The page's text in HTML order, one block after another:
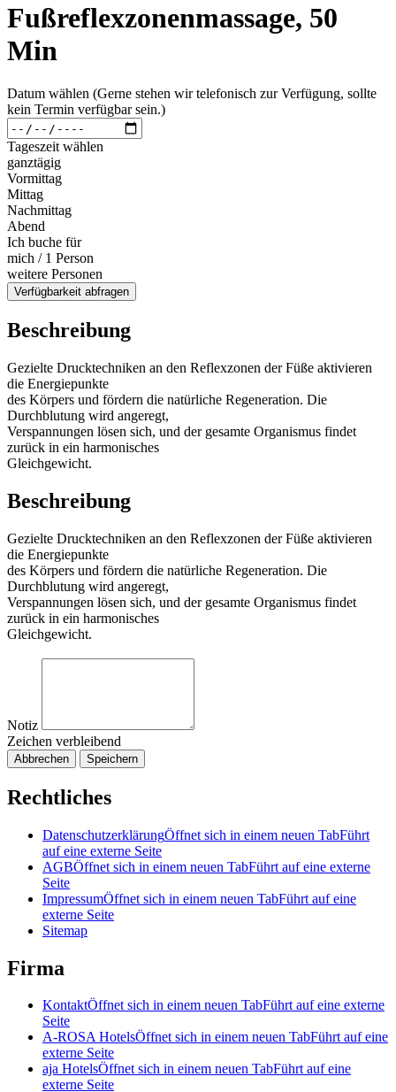
Fußreflexzonenmassage, 50
Min
Datum wählen (Gerne stehen wir telefonisch zur Verfügung, sollte
kein Termin verfügbar sein.)
Tageszeit wählen
ganztägig
Vormittag
Mittag
Nachmittag
Abend
Ich buche für
mich / 1 Person
weitere Personen
Verfügbarkeit abfragen
Beschreibung
Gezielte Drucktechniken an den Reflexzonen der Füße aktivieren
die Energiepunkte
des Körpers und fördern die natürliche Regeneration. Die
Durchblutung wird angeregt,
Verspannungen lösen sich, und der gesamte Organismus findet
zurück in ein harmonisches
Gleichgewicht.
Beschreibung
Gezielte Drucktechniken an den Reflexzonen der Füße aktivieren
die Energiepunkte
des Körpers und fördern die natürliche Regeneration. Die
Durchblutung wird angeregt,
Verspannungen lösen sich, und der gesamte Organismus findet
zurück in ein harmonisches
Gleichgewicht.
Notiz
Zeichen verbleibend
Abbrechen Speichern
Rechtliches
DatenschutzerklärungÖffnet sich in einem neuen TabFührt
auf eine externe Seite
AGBÖffnet sich in einem neuen TabFührt auf eine externe
Seite
ImpressumÖffnet sich in einem neuen TabFührt auf eine
externe Seite
Sitemap
Firma
KontaktÖffnet sich in einem neuen TabFührt auf eine externe
Seite
A-ROSA HotelsÖffnet sich in einem neuen TabFührt auf eine
externe Seite
aja HotelsÖffnet sich in einem neuen TabFührt auf eine
externe Seite